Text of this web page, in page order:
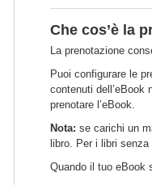
Che cos’è la
La prenotazione
Puoi configurare le
contenuti dell’eBook
prenotare l’eBook.
Nota: se carichi un
libro. Per i libri
Quando il tuo eBook